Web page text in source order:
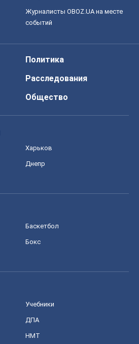
Журналисты OBOZ.UA на месте
событий
Политика
Расследования
Общество
Харьков
Днепр
Баскетбол
Бокс
Учебники
ДПА
НМТ